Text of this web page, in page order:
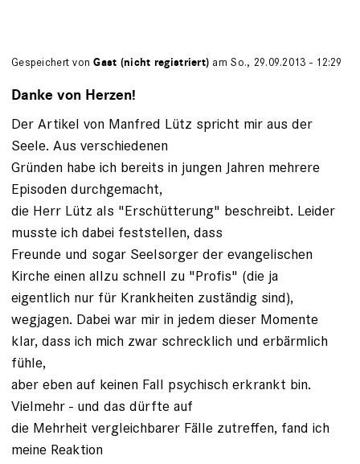
Gespeichert vonGast (nicht registriert) am So., 29.09.2013 - 12:29
Danke von Herzen!
Der Artikel von Manfred Lütz spricht mir aus der
Seele. Aus verschiedenen
Gründen habe ich bereits in jungen Jahren mehrere
Episoden durchgemacht,
die Herr Lütz als "Erschütterung" beschreibt. Leider
musste ich dabei feststellen, dass
Freunde und sogar Seelsorger der evangelischen
Kirche einen allzu schnell zu "Profis" (die ja
eigentlich nur für Krankheiten zuständig sind),
wegjagen. Dabei war mir in jedem dieser Momente
klar, dass ich mich zwar schrecklich und erbärmlich
fühle,
aber eben auf keinen Fall psychisch erkrankt bin.
Vielmehr - und das dürfte auf
die Mehrheit vergleichbarer Fälle zutreffen, fand ich
meine Reaktion